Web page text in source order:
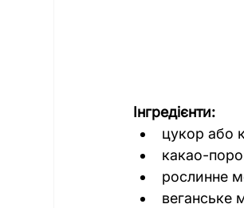
Інгредієнти:
цукор або
какао-
рослинне
веганське